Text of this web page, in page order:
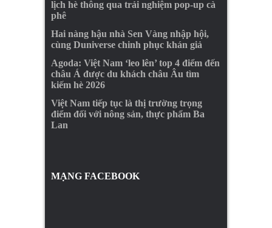
lịch hè thông qua trải nghiệm pop-up cà
phê
Hai nàng hậu nhà Sen Vàng nhập hội,
cùng Duniverse chinh phục khán giả
Agoda: Việt Nam ‘leo lên’ top 4 điểm đến
châu Á được du khách châu Âu tìm
kiếm hè 2026
Việt Nam tiếp tục là thị trường trọng
điểm đối với nông sản, thực phẩm Ba
Lan
MẠNG FACEBOOK